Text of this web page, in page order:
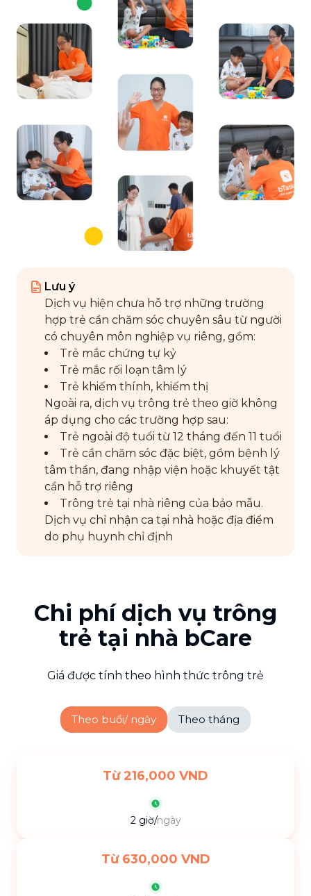
Lưu ý
Dịch vụ hiện chưa hỗ trợ những trường
hợp trẻ cần chăm sóc chuyên sâu từ người
có chuyên môn nghiệp vụ riêng, gồm:
Trẻ mắc chứng tự kỷ
Trẻ mắc rối loạn tâm lý
Trẻ khiếm thính, khiếm thị
Ngoài ra, dịch vụ trông trẻ theo giờ không
áp dụng cho các trường hợp sau:
Trẻ ngoài độ tuổi từ 12 tháng đến 11 tuổi
Trẻ cần chăm sóc đặc biệt, gồm bệnh lý
tâm thần, đang nhập viện hoặc khuyết tật
cần hỗ trợ riêng
Trông trẻ tại nhà riêng của bảo mẫu.
Dịch vụ chỉ nhận ca tại nhà hoặc địa điểm
do phụ huynh chỉ định
Chi phí dịch vụ trông
trẻ tại nhà bCare
Giá được tính theo hình thức trông trẻ
Theo buổi/ ngày Theo tháng
Từ 216,000 VND
2 giờ/ngày
Từ 630,000 VND